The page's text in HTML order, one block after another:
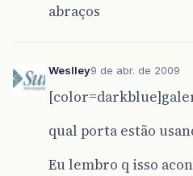
abraços
Weslley9 de abr. de 2009
qual porta estão
Eu lembro q isso